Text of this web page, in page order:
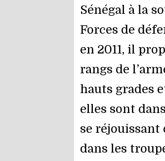
Sénégal à la
Forces de
en 2011, il
rangs de
hauts grades
elles sont
se réjouissant
dans les